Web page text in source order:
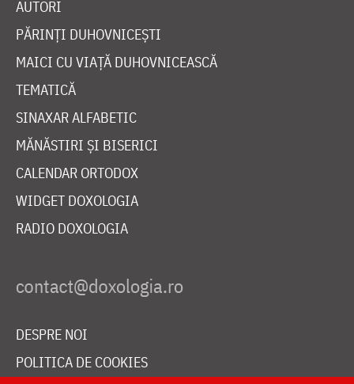
AUTORI
PĂRINȚI DUHOVNICEȘTI
MAICI CU VIAȚĂ DUHOVNICEASCĂ
TEMATICĂ
SINAXAR ALFABETIC
MĂNĂSTIRI ȘI BISERICI
CALENDAR ORTODOX
WIDGET DOXOLOGIA
RADIO DOXOLOGIA
DESPRE NOI
POLITICA DE COOKIES